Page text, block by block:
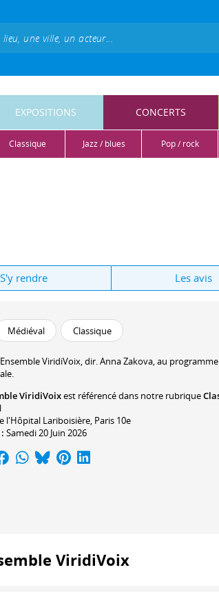
EXPOSITIONS CONCERTS
classique jazz / blues pop / rock
S'y rendre Les avis
Médiéval Classique
Ensemble ViridiVoix, dir. Anna Zakova, au
ViridiVoixest référencé dans notre rubrique
l'Hôpital Lariboisière, Paris 10e
Samedi 20 Juin 2026
ViridiVoix